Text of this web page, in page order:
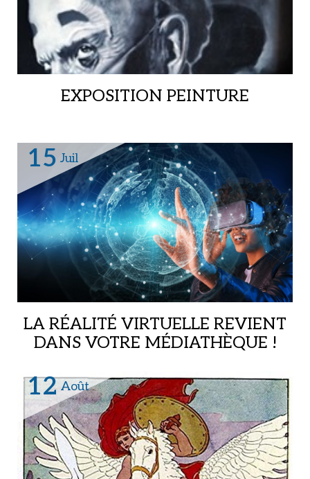
EXPOSITION PEINTURE
Médiathèque,
15 Juil
LA RÉALITÉ VIRTUELLE REVIENT
DANS VOTRE MÉDIATHÈQUE !
Médiathèque,
12 Août